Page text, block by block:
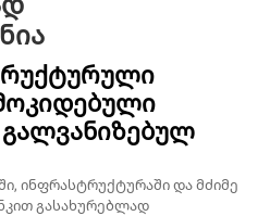
ინფრასტრუქტურაში და მძიმე
გასახურებლად